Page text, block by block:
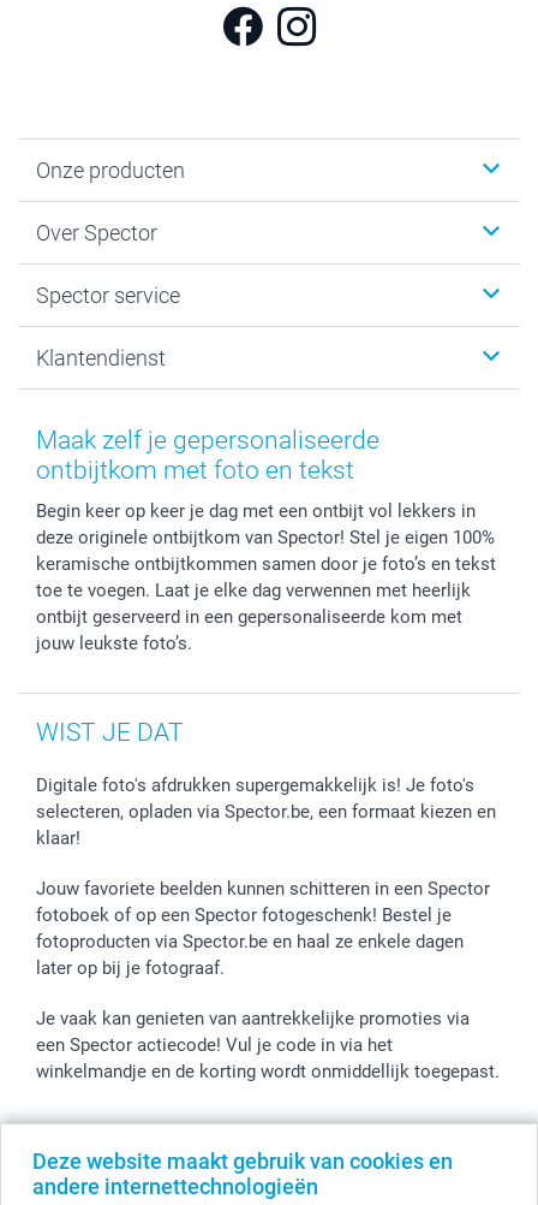
Deze website maakt gebruik van cookies en
andere internettechnologieën
Onze producten
Kaartjes
Fotoboeken
Fotoprints, Fotoposter & Fotoalbum met fotoprints
Fotokaders, Decoratie en Snoepjes
Smartphone cases
Over Spector
Sitemap
Privacybeleid
Spector service
smartbonus
Mijn orderstatus
Klantendienst
Maak zelf je gepersonaliseerde
ontbijtkom met foto en tekst
Begin keer op keer je dag met een ontbijt vol lekkers in
deze originele ontbijtkom van Spector! Stel je eigen 100%
keramische ontbijtkommen samen door je foto’s en tekst
toe te voegen. Laat je elke dag verwennen met heerlijk
ontbijt geserveerd in een gepersonaliseerde kom met
jouw leukste foto’s.
WIST JE DAT
Digitale foto's afdrukken supergemakkelijk is! Je foto's
selecteren, opladen via Spector.be, een formaat kiezen en
klaar!
Jouw favoriete beelden kunnen schitteren in een Spector
fotoboek of op een Spector fotogeschenk! Bestel je
fotoproducten via Spector.be en haal ze enkele dagen
later op bij je fotograaf.
Je vaak kan genieten van aantrekkelijke promoties via
een Spector actiecode! Vul je code in via het
winkelmandje en de korting wordt onmiddellijk toegepast.
© smartphoto group. Alle rechten voorbehouden
Alle prijzen zijn in EURO (€) inclusief BTW en exclusief verzendkosten.